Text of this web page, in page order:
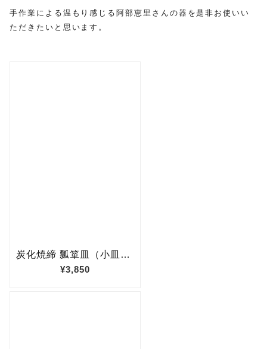
手作業による温もり感じる阿部恵里さんの器を是非お使いい
ただきたいと思います。